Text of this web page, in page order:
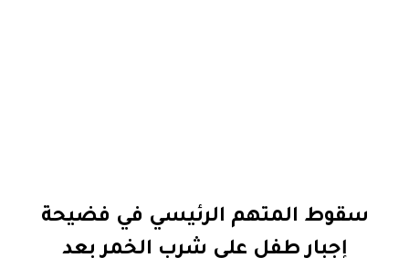
سقوط المتهم الرئيسي في فضيحة
إجبار طفل على شرب الخمر بعد